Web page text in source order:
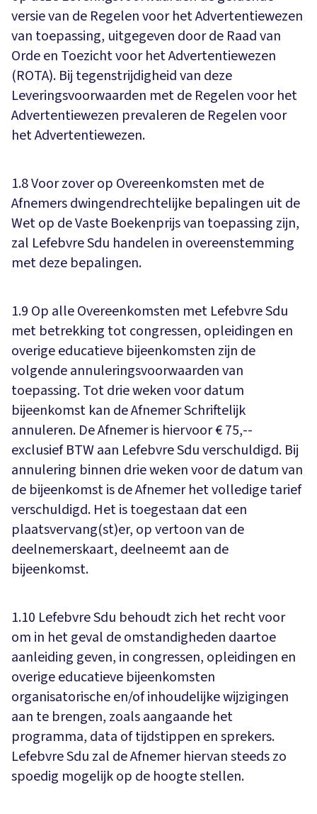
versie van de Regelen voor het Advertentiewezen
van toepassing, uitgegeven door de Raad van
Orde en Toezicht voor het Advertentiewezen
(ROTA). Bij tegenstrijdigheid van deze
Leveringsvoorwaarden met de Regelen voor het
Advertentiewezen prevaleren de Regelen voor
het Advertentiewezen.
1.8 Voor zover op Overeenkomsten met de
Afnemers dwingendrechtelijke bepalingen uit de
Wet op de Vaste Boekenprijs van toepassing zijn,
zal Lefebvre Sdu handelen in overeenstemming
met deze bepalingen.
1.9 Op alle Overeenkomsten met Lefebvre Sdu
met betrekking tot congressen, opleidingen en
overige educatieve bijeenkomsten zijn de
volgende annuleringsvoorwaarden van
toepassing. Tot drie weken voor datum
bijeenkomst kan de Afnemer Schriftelijk
annuleren. De Afnemer is hiervoor € 75,--
exclusief BTW aan Lefebvre Sdu verschuldigd. Bij
annulering binnen drie weken voor de datum van
de bijeenkomst is de Afnemer het volledige tarief
verschuldigd. Het is toegestaan dat een
plaatsvervang(st)er, op vertoon van de
deelnemerskaart, deelneemt aan de
bijeenkomst.
1.10 Lefebvre Sdu behoudt zich het recht voor
om in het geval de omstandigheden daartoe
aanleiding geven, in congressen, opleidingen en
overige educatieve bijeenkomsten
organisatorische en/of inhoudelijke wijzigingen
aan te brengen, zoals aangaande het
programma, data of tijdstippen en sprekers.
Lefebvre Sdu zal de Afnemer hiervan steeds zo
spoedig mogelijk op de hoogte stellen.